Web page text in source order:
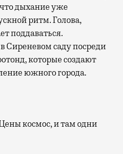
дыхание уже
ритм. Голова,
поддаваться.
Сиреневом саду посреди
которые создают
южного города.
космос, и там одни